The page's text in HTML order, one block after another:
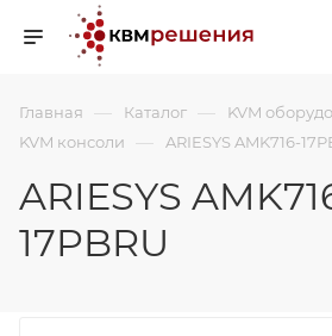
Главная — Каталог — KVM
KVM консоли — ARIESYS AMK716-
ARIESYS
17PBRU